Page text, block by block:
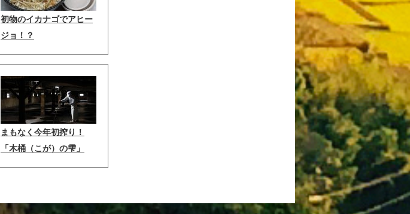
初物のイカナゴでアヒー
ジョ！？
まもなく今年初搾り！
「木桶（こが）の雫」